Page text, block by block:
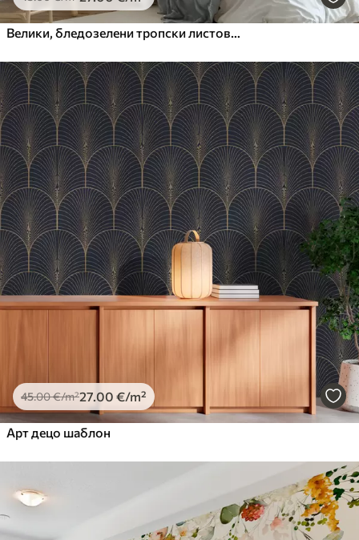
45.00€/m²27 .00 €/m²
Арт децо шаблон